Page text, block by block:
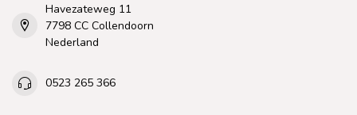
Havezateweg 11
7798 CC Collendoorn
Nederland
0523 265 366